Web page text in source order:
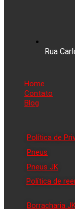
Rua
Home
Contato
Blog
Política de
Pneus
Pneus JK
Política de
Borracharia